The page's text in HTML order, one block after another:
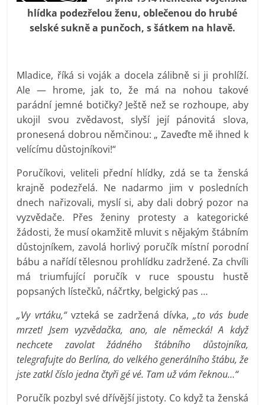
prospívá?
hlídka podezřelou ženu, oblečenou do hrubé
selské sukně a punčoch, s šátkem na hlavě.
Mladice, říká si voják a docela zálibně si ji prohlíží.
Ale — hrome, jak to, že má na nohou takové
parádní jemné botičky? Ještě než se rozhoupe, aby
ukojil svou zvědavost, slyší její pánovitá slova,
pronesená dobrou němčinou: „ Zaveďte mě ihned k
velícímu důstojníkovi!“
Poručíkovi, veliteli přední hlídky, zdá se ta ženská
krajně podezřelá. Ne nadarmo jim v posledních
dnech nařizovali, myslí si, aby dali dobrý pozor na
vyzvědače. Přes ženiny protesty a kategorické
žádosti, že musí okamžitě mluvit s nějakým štábním
důstojníkem, zavolá horlivý poručík místní porodní
bábu a nařídí tělesnou prohlídku zadržené. Za chvíli
má triumfující poručík v ruce spoustu hustě
popsaných lístečků, náčrtky, belgický pas …
„Vy vrtáku,“vzteká se zadržená dívka,„to vás bude
mrzet! Jsem vyzvědačka, ano, ale německá! A když
nechcete zavolat žádného štábního důstojníka,
telegrafujte do Berlína, do velkého generálního štábu, že
jste zatkl číslo jedna čtyři gé vé. Tam už vám řeknou…“
Poručík pozbyl své dřívější jistoty. Co když ta ženská